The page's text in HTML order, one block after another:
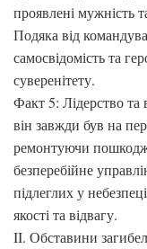
проявлені мужність
Подяка від
самосвідомість та
суверенітету.
Факт 5: Лідерство та
він завжди був на
ремонтуючи
безперебійне
підлеглих у
якості та відвагу.
II. Обставини